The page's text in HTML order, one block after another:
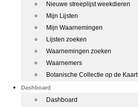
Nieuwe streeplijst weekdieren
Mijn Lijsten
Mijn Waarnemingen
Lijsten zoeken
Waarnemingen zoeken
Waarnemers
Botanische Collectie op de Kaart
Dashboard
Dashboard